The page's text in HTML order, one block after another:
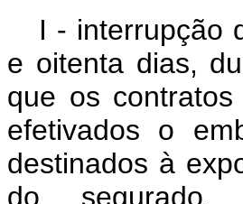
I - interrupção
e oitenta dias,
que os
efetivados o
destinados à
do